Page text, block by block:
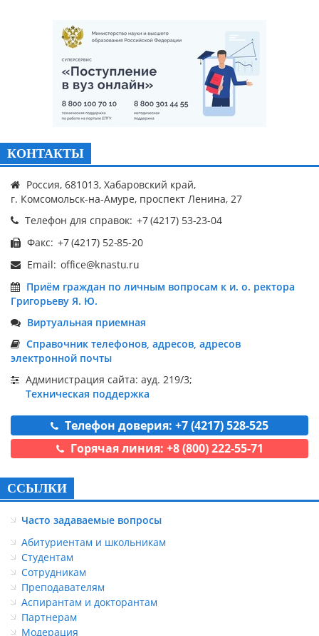
КОНТАКТЫ
Россия, 681013, Хабаровский край,
г. Комсомольск-на-Амуре, проспект Ленина, 27
Телефон для справок:
Факс:
Email:
Приём граждан по личным вопросам к и. о. ректора
Григорьеву Я. Ю.
Виртуальная приемная
Справочник телефонов, адресов, адресов
электронной почты
Администрация сайта: ауд. 219/3;
Техническая поддержка
Телефон доверия: +7 (4217) 528-525
Горячая линия: +8 (800) 222-55-71
ССЫЛКИ
Часто задаваемые вопросы
Абитуриентам и школьникам
Студентам
Сотрудникам
Преподавателям
Аспирантам и докторантам
Партнерам
Модерация